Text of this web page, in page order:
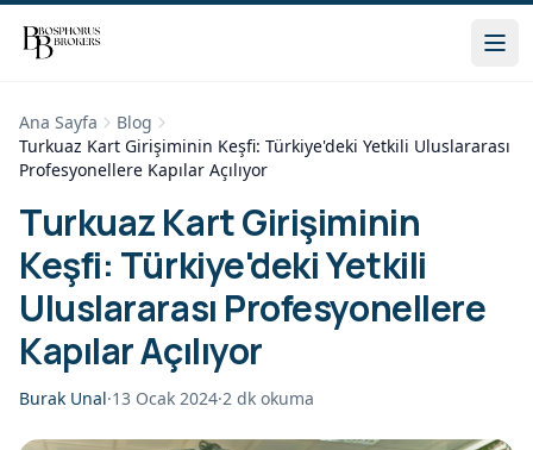
Ana Sayfa
Blog
Turkuaz Kart Girişiminin Keşfi: Türkiye'deki Yetkili Uluslararası
Profesyonellere Kapılar Açılıyor
Turkuaz Kart Girişiminin
Keşfi: Türkiye'deki Yetkili
Uluslararası Profesyonellere
Kapılar Açılıyor
Burak Unal·13 Ocak 2024·2 dk okuma